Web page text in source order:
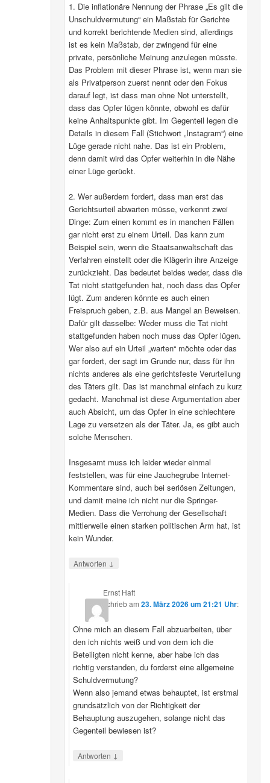
1. Die inflationäre Nennung der Phrase „Es gilt die
Unschuldvermutung“ ein Maßstab für Gerichte
und korrekt berichtende Medien sind, allerdings
ist es kein Maßstab, der zwingend für eine
private, persönliche Meinung anzulegen müsste.
Das Problem mit dieser Phrase ist, wenn man sie
als Privatperson zuerst nennt oder den Fokus
darauf legt, ist dass man ohne Not unterstellt,
dass das Opfer lügen könnte, obwohl es dafür
keine Anhaltspunkte gibt. Im Gegenteil legen die
Details in diesem Fall (Stichwort „Instagram“) eine
Lüge gerade nicht nahe. Das ist ein Problem,
denn damit wird das Opfer weiterhin in die Nähe
einer Lüge gerückt.
2. Wer außerdem fordert, dass man erst das
Gerichtsurteil abwarten müsse, verkennt zwei
Dinge: Zum einen kommt es in manchen Fällen
gar nicht erst zu einem Urteil. Das kann zum
Beispiel sein, wenn die Staatsanwaltschaft das
Verfahren einstellt oder die Klägerin ihre Anzeige
zurückzieht. Das bedeutet beides weder, dass die
Tat nicht stattgefunden hat, noch dass das Opfer
lügt. Zum anderen könnte es auch einen
Freispruch geben, z.B. aus Mangel an Beweisen.
Dafür gilt dasselbe: Weder muss die Tat nicht
stattgefunden haben noch muss das Opfer lügen.
Wer also auf ein Urteil „warten“ möchte oder das
gar fordert, der sagt im Grunde nur, dass für ihn
nichts anderes als eine gerichtsfeste Verurteilung
des Täters gilt. Das ist manchmal einfach zu kurz
gedacht. Manchmal ist diese Argumentation aber
auch Absicht, um das Opfer in eine schlechtere
Lage zu versetzen als der Täter. Ja, es gibt auch
solche Menschen.
Insgesamt muss ich leider wieder einmal
feststellen, was für eine Jauchegrube Internet-
Kommentare sind, auch bei seriösen Zeitungen,
und damit meine ich nicht nur die Springer-
Medien. Dass die Verrohung der Gesellschaft
mittlerweile einen starken politischen Arm hat, ist
kein Wunder.
Antworten ↓
Ernst Haft
schriebam23. März 2026 um 21:21 Uhr:
Ohne mich an diesem Fall abzuarbeiten, über
den ich nichts weiß und von dem ich die
Beteiligten nicht kenne, aber habe ich das
richtig verstanden, du forderst eine allgemeine
Schuldvermutung?
Wenn also jemand etwas behauptet, ist erstmal
grundsätzlich von der Richtigkeit der
Behauptung auszugehen, solange nicht das
Gegenteil bewiesen ist?
Antworten ↓